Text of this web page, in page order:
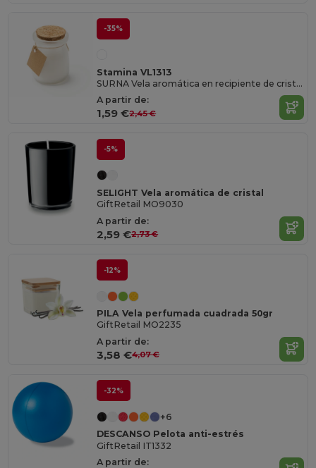
-35%
Stamina VL1313
SURNA Vela aromática en recipiente de cristal y tapón de corcho
A partir de:
1,59 €2,45 €
-5%
SELIGHT Vela aromática de cristal
GiftRetail MO9030
A partir de:
2,59 €2,73 €
-12%
PILA Vela perfumada cuadrada 50gr
GiftRetail MO2235
A partir de:
3,58 €4,07 €
-32%
+6
DESCANSO Pelota anti-estrés
GiftRetail IT1332
A partir de: